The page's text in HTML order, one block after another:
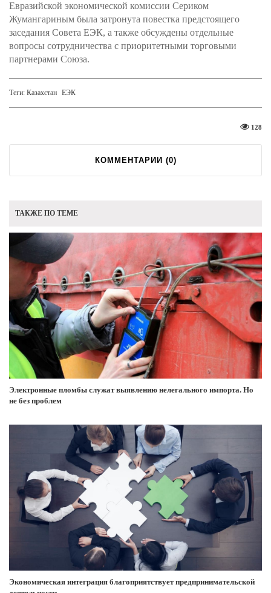
Евразийской экономической комиссии Сериком
Жумангариным была затронута повестка предстоящего
заседания Совета ЕЭК, а также обсуждены отдельные
вопросы сотрудничества с приоритетными торговыми
партнерами Союза.
Теги: Казахстан ЕЭК
128
КОММЕНТАРИИ (0)
ТАКЖЕ ПО ТЕМЕ
Электронные пломбы служат выявлению нелегального импорта. Но
не без проблем
Экономическая интеграция благоприятствует предпринимательской